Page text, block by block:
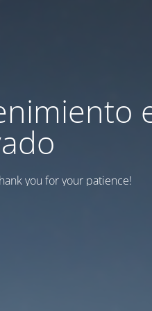
you for your patience!